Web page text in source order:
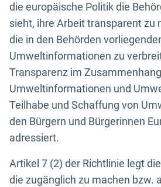
die europäische Politik die
sieht, ihre Arbeit transparent zu
die in den Behörden
Umweltinformationen zu
Transparenz im
Umweltinformationen und
Teilhabe und Schaffung von
den Bürgern und Bürgerinnen
adressiert.
Artikel 7 (2) der Richtlinie legt
die zugänglich zu machen bzw.